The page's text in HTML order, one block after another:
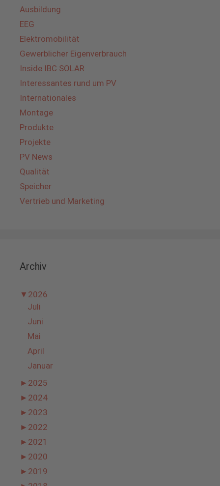
Ausbildung
EEG
Elektromobilität
Gewerblicher Eigenverbrauch
Inside IBC SOLAR
Interessantes rund um PV
Internationales
Montage
Produkte
Projekte
PV News
Qualität
Speicher
Vertrieb und Marketing
Archiv
▼ 2026
Juli
Juni
Mai
April
Januar
► 2025
► 2024
► 2023
► 2022
► 2021
► 2020
► 2019